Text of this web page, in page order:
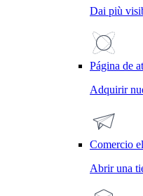
Dai più
Página de
Adquirir
Comercio
Abrir una